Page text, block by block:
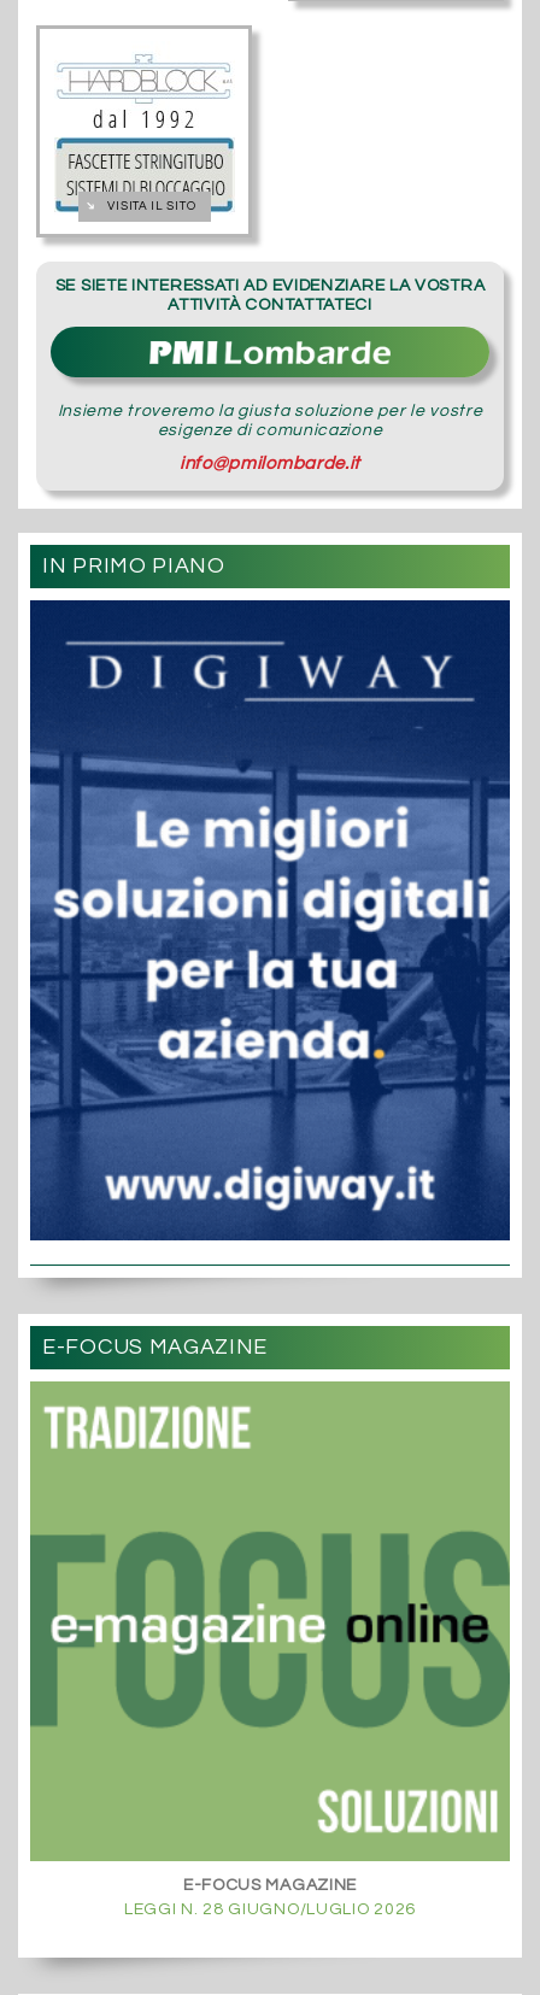
➔ VISITA IL SITO
SE SIETE INTERESSATI AD EVIDENZIARE LA VOSTRA
ATTIVITÀ CONTATTATECI
Insieme troveremo la giusta soluzione per le vostre
esigenze di comunicazione
info@pmilombarde.it
IN PRIMO PIANO
E-FOCUS MAGAZINE
E-FOCUS MAGAZINE
LEGGI N. 28 GIUGNO/LUGLIO 2026